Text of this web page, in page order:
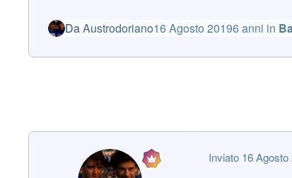
DaAustrodoriano16 Agosto 20196 anni in
Inviato 16 Agosto